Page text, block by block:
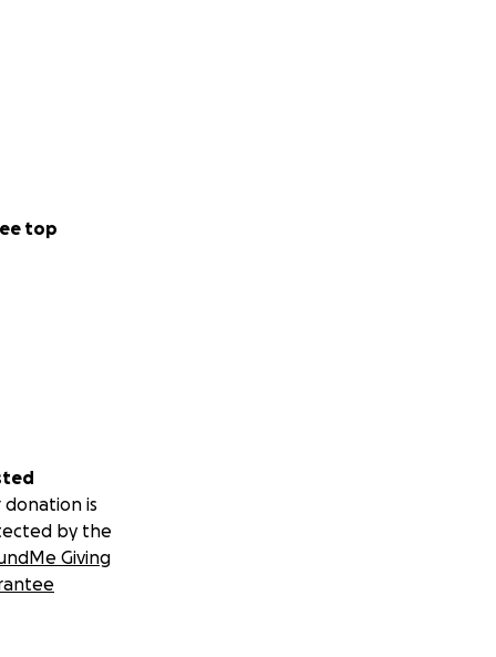
top
donation is
by the
Giving